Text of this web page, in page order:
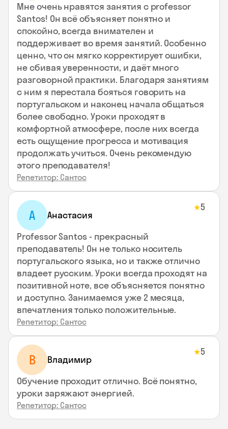
Мне очень нравятся занятия с professor
Santos! Он всё объясняет понятно и
спокойно, всегда внимателен и
поддерживает во время занятий. Особенно
ценно, что он мягко корректирует ошибки,
не сбивая уверенности, и даёт много
разговорной практики. Благодаря занятиям
с ним я перестала бояться говорить на
португальском и наконец начала общаться
более свободно. Уроки проходят в
комфортной атмосфере, после них всегда
есть ощущение прогресса и мотивация
продолжать учиться. Очень рекомендую
этого преподавателя!
Репетитор: Сантос
А Анастасия
★5
Professor Santos - прекрасный
преподаватель! Он не только носитель
португальского языка, но и также отлично
владеет русским. Уроки всегда проходят на
позитивной ноте, все объясняется понятно
и доступно. Занимаемся уже 2 месяца,
впечатления только положительные.
Репетитор: Сантос
В Владимир
★5
Обучение проходит отлично. Всё понятно,
уроки заряжают энергией.
Репетитор: Сантос